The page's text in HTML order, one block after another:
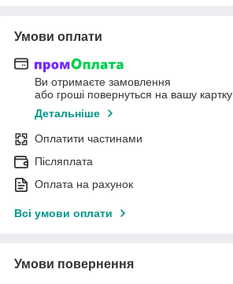
Умови оплати
Ви отримаєте замовлення
або гроші повернуться на вашу картку
Детальніше
Оплатити частинами
Післяплата
Оплата на рахунок
Всі умови оплати
Умови повернення